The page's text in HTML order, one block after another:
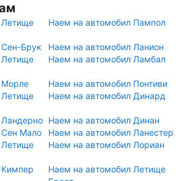
Летище
Наем на автомобил Пампол
Брук
Наем на автомобил Ланион
Летище
Наем на автомобил Ламбал
Морле
Наем на автомобил Понтиви
Летище
Наем на автомобил Динард
Наем на автомобил Динан
Сен Мало
Наем на автомобил Ланестер
Летище
Наем на автомобил Лориан
Наем на автомобил Летище